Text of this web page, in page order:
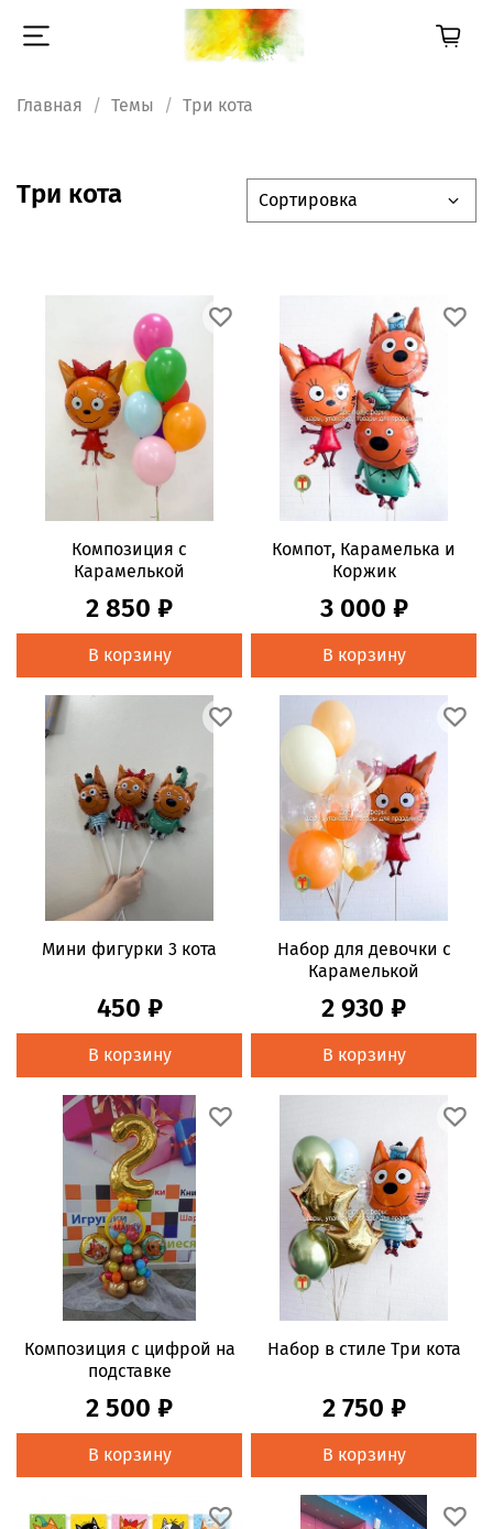
Главная Темы Три кота
Три кота
Композиция с
Карамелькой
2 850 ₽
В корзину
Компот, Карамелька и
Коржик
3 000 ₽
В корзину
Мини фигурки 3 кота
450 ₽
В корзину
Набор для девочки с
Карамелькой
2 930 ₽
В корзину
Композиция с цифрой на
подставке
2 500 ₽
В корзину
Набор в стиле Три кота
2 750 ₽
В корзину